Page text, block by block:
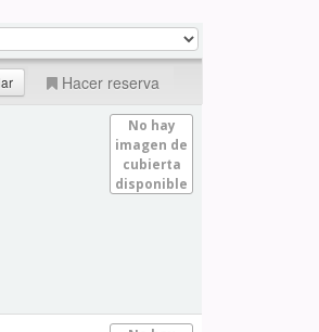
Hacer reserva
No hay
imagen de
cubierta
disponible